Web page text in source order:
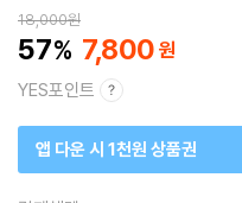
18,000원
57 7,800
YES포인트
앱 다운 시 1천원 상품권